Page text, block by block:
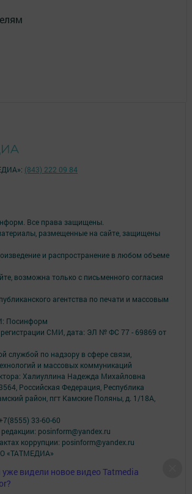
видели новое видео Tatmedia
Все права защищены.
размещенные на сайте, защищены
и распространение в любом объеме
возможна только с письменного согласия
агентства по печати и массовым
Посинформ
СМИ, дата: ЭЛ № ФС 77 - 69869 от
службой по надзору в сфере связи,
и массовых коммуникаций
Халиуллина Надежда Михайловна
Российская Федерация, Республика
район, пгт Камские Поляны, д. 1/18А,
33-60-60
posinform@yandex.ru
коррупции: posinform@yandex.ru
«ТАТМЕДИА»
политика
«cookie»
(843) 222 09 84